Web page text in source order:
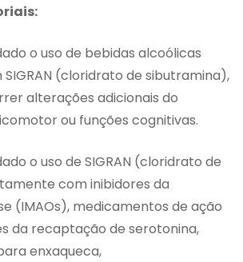
o uso de bebidas alcoólicas
(cloridrato de sibutramina),
alterações adicionais do
ou funções cognitivas.
o uso de SIGRAN (cloridrato de
com inibidores da
(IMAOs), medicamentos de ação
da recaptação de serotonina,
enxaqueca,